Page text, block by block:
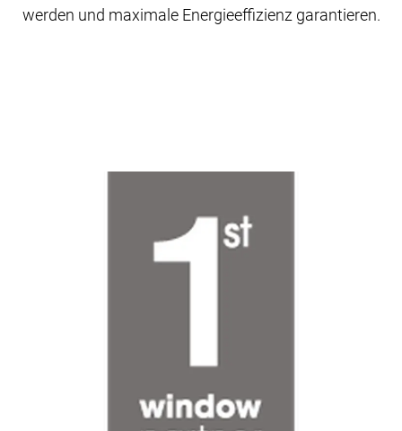
werden und maximale Energieeffizienz garantieren.